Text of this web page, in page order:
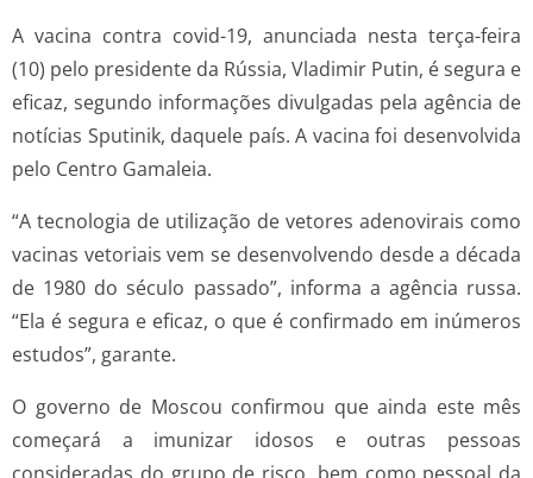
A vacina contra covid-19, anunciada nesta terça-feira
(10) pelo presidente da Rússia, Vladimir Putin, é segura e
eficaz, segundo informações divulgadas pela agência de
notícias Sputinik, daquele país. A vacina foi desenvolvida
pelo Centro Gamaleia.
“A tecnologia de utilização de vetores adenovirais como
vacinas vetoriais vem se desenvolvendo desde a década
de 1980 do século passado”, informa a agência russa.
“Ela é segura e eficaz, o que é confirmado em inúmeros
estudos”, garante.
O governo de Moscou confirmou que ainda este mês
começará a imunizar idosos e outras pessoas